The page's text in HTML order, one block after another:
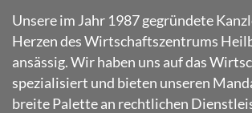
Unsere im Jahr 1987 gegründete
Herzen des Wirtschaftszentrums
ansässig. Wir haben uns auf das
spezialisiert und bieten unseren
breite Palette an rechtlichen